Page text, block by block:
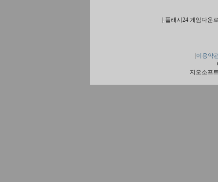
|플래시24 게임다운
|이용약
지오소프